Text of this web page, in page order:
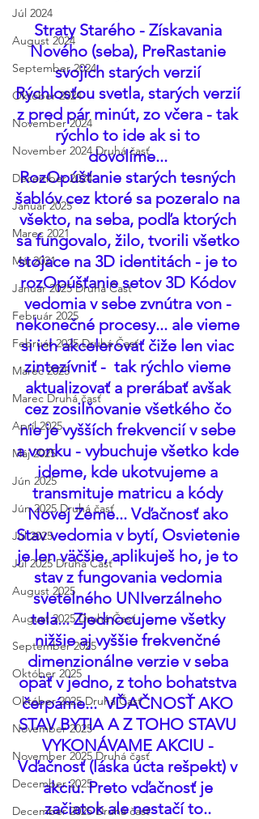
Júl 2024
August 2024
September 2024
Október 2024
November 2024
November 2024 Druhá časť
December 2024
Január 2025
Marec 2021
Máj 2021
Január 2025 Druhá Časť
Február 2025
Február 2025 Druhá Časť
Marec 2025
Marec Druhá časť
Apríl 2025
Máj 2025
Jún 2025
Jún 2025 Druhá časť
Júl 2025
Júl 2025 Druhá Časť
August 2025
August 2025 Druhá Časť
September 2025
Október 2025
Október 2025 Druhá Časť
November 2025
November 2025 Druhá časť
December 2025
December 2025 Druhá časť
Straty Starého - Získavania
Nového (seba), PreRastanie
svojich starých verzií
Rýchlosťou svetla, starých verzií
z pred pár minút, zo včera - tak
rýchlo to ide ak si to
dovolíme...
RozOpúšťanie starých tesných
šablóv cez ktoré sa pozeralo na
všekto, na seba, podľa ktorých
sa fungovalo, žilo, tvorili všetko
stojace na 3D identitách - je to
rozOpúšťanie setov 3D Kódov
vedomia v sebe zvnútra von -
nekonečné procesy... ale vieme
si ich akcelerovať čiže len viac
zintezívniť -  tak rýchlo vieme
aktualizovať a prerábať avšak
cez zosilňovanie všetkého čo
nie je vyšších frekvencií v sebe
a vonku - vybuchuje všetko kde
ideme, kde ukotvujeme a
transmituje matricu a kódy
Novej Zeme... Vďačnosť ako
Stav vedomia v bytí, Osvietenie
je len väčšie, aplikuješ ho, je to
stav z fungovania vedomia
svetelného UNIverzálneho
tela... Zjednocujeme všetky
nižšie aj vyššie frekvenčné
dimenzionálne verzie v seba
opäť v jedno, z toho bohatstva
čerpáme...  VĎAČNOSŤ AKO
STAV BYTIA A Z TOHO STAVU
VYKONÁVAME AKCIU -
Vďačnosť (láska úcta rešpekt) v
akciu. Preto vďačnosť je
začiatok ale nestačí to..